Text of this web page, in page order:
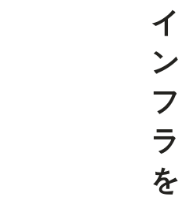
イ
ン
フ
ラ
を